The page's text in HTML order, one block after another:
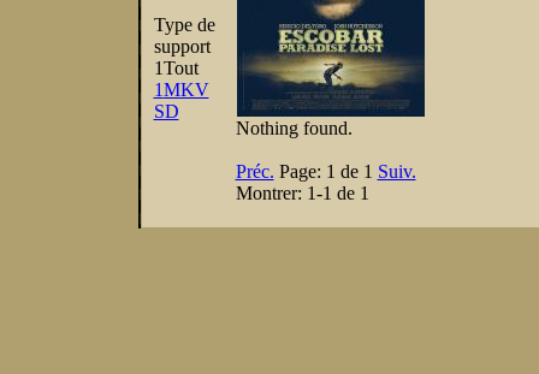
Type de
support
1Tout
1MKV
SD
Nothing found.
Préc. Page: 1 de 1 Suiv.
Montrer: 1-1 de 1